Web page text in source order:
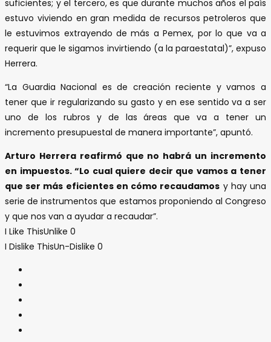
suficientes; y el tercero, es que durante muchos años el país
estuvo viviendo en gran medida de recursos petroleros que
le estuvimos extrayendo de más a Pemex, por lo que va a
requerir que le sigamos invirtiendo (a la paraestatal)”, expuso
Herrera.
“La Guardia Nacional es de creación reciente y vamos a
tener que ir regularizando su gasto y en ese sentido va a ser
uno de los rubros y de las áreas que va a tener un
incremento presupuestal de manera importante”, apuntó.
Arturo Herrera reafirmó que no habrá un incremento
en impuestos. “Lo cual quiere decir que vamos a tener
que ser más eficientes en cómo recaudamos y hay una
serie de instrumentos que estamos proponiendo al Congreso
y que nos van a ayudar a recaudar”.
I Like ThisUnlike 0
I Dislike ThisUn-Dislike 0